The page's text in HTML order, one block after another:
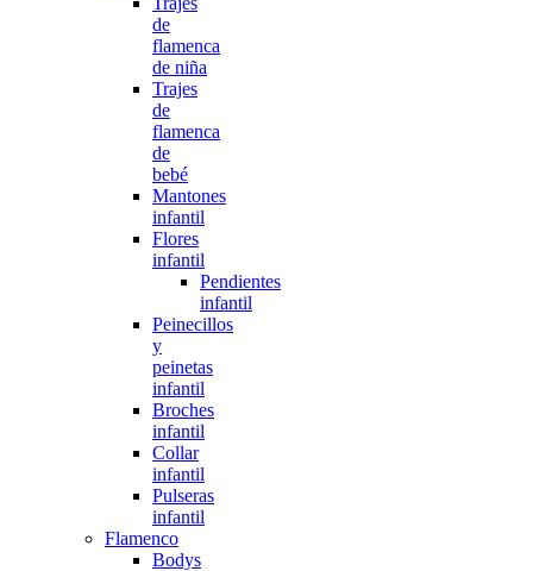
de
flamenca
de niña
Trajes
de
flamenca
de
bebé
Mantones
infantil
Flores
infantil
Pendientes
infantil
Peinecillos
y
peinetas
infantil
Broches
infantil
Collar
infantil
Pulseras
infantil
Flamenco
Bodys